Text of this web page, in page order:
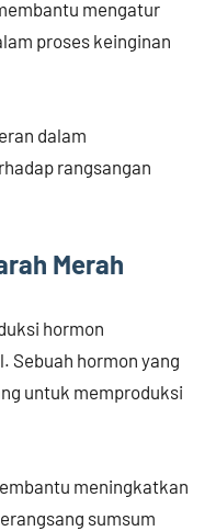
mengatur
proses keinginan
dalam
rangsangan
Merah
hormon
Sebuah hormon yang
untuk memproduksi
meningkatkan
sumsum